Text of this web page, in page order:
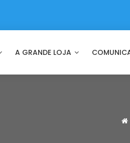
A GRANDE LOJA